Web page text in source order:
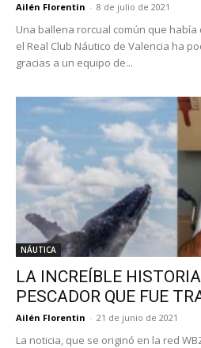
Ailén Florentin - 8 de julio de 2021
Una ballena rorcual común que
el Real Club Náutico de Valencia ha
gracias a un equipo de...
NÁUTICA
LA INCREÍBLE
PESCADOR QUE FUE
Ailén Florentin - 21 de junio de 2021
La noticia, que se originó en la red